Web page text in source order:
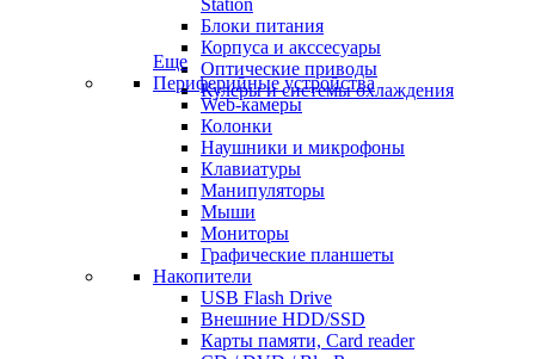
Station
Блоки питания
Корпуса и акссесуары
Оптические приводы
Кулеры и системы охлаждения
Еще
Периферийные устройства
Web-камеры
Колонки
Наушники и микрофоны
Клавиатуры
Манипуляторы
Мыши
Мониторы
Графические планшеты
Накопители
USB Flash Drive
Внешние HDD/SSD
Карты памяти, Card reader